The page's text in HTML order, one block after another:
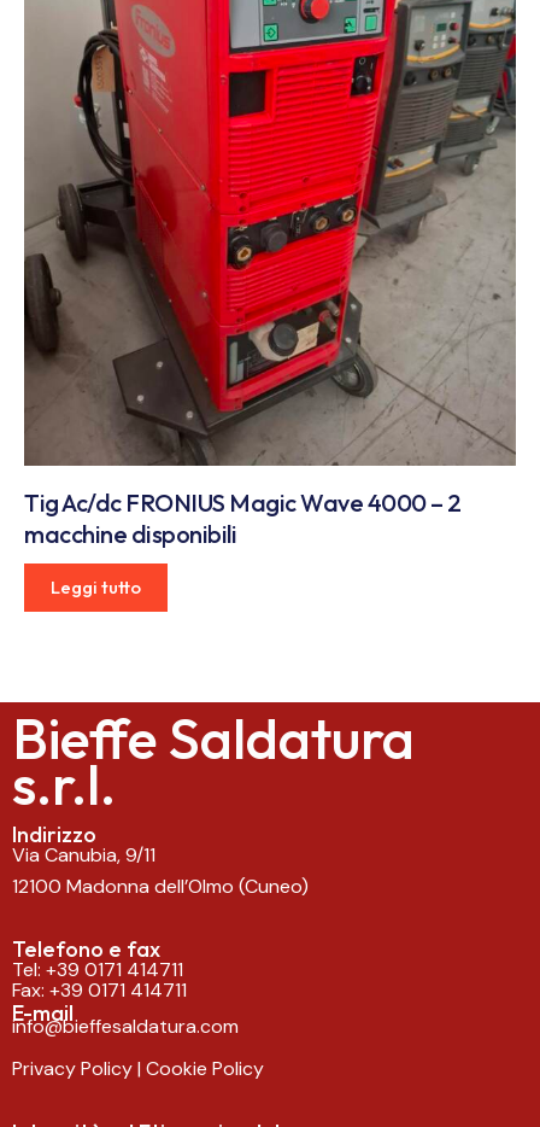
Tig Ac/dc FRONIUS Magic Wave 4000 – 2
macchine disponibili
Leggi tutto
Bieffe Saldatura
s.r.l.
Indirizzo
Via Canubia, 9/11
12100 Madonna dell’Olmo (Cuneo)
Telefono e fax
Tel: +39 0171 414711
Fax: +39 0171 414711
E-mail
info@bieffesaldatura.com
Privacy Policy| Cookie Policy